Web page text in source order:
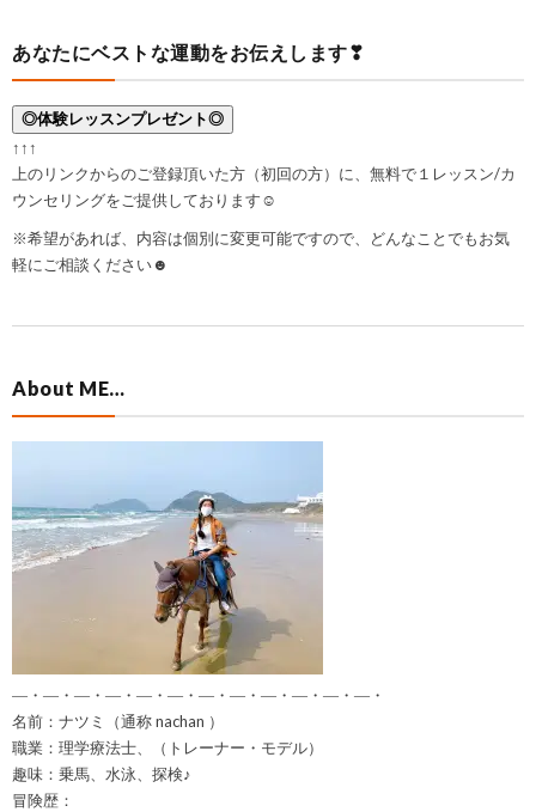
あなたにベストな運動をお伝えします❣
◎体験レッスンプレゼント◎
↑↑↑
上のリンクからのご登録頂いた方（初回の方）に、無料で１レッスン/カ
ウンセリングをご提供しております☺
※希望があれば、内容は個別に変更可能ですので、どんなことでもお気
軽にご相談ください☻
About ME…
―・―・―・―・―・―・―・―・―・―・―・―・
名前：ナツミ（通称 nachan ）
職業：理学療法士、（トレーナー・モデル）
趣味：乗馬、水泳、探検♪
冒険歴：